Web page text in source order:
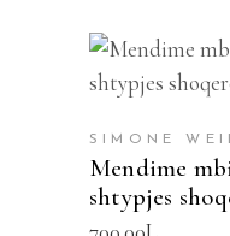
SIMONE
Mendime
shtypjes